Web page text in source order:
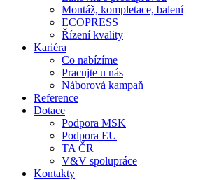
Montáž, kompletace, balení
ECOPRESS
Řízení kvality
Kariéra
Co nabízíme
Pracujte u nás
Náborová kampaň
Reference
Dotace
Podpora MSK
Podpora EU
TA ČR
V&V spolupráce
Kontakty